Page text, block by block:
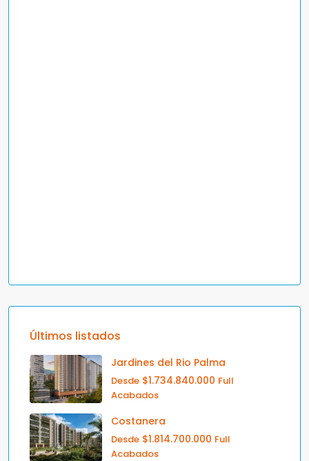
Últimos listados
Jardines del Rio Palma
Desde $1.734.840.000 Full
Acabados
Costanera
Desde $1.814.700.000 Full
Acabados